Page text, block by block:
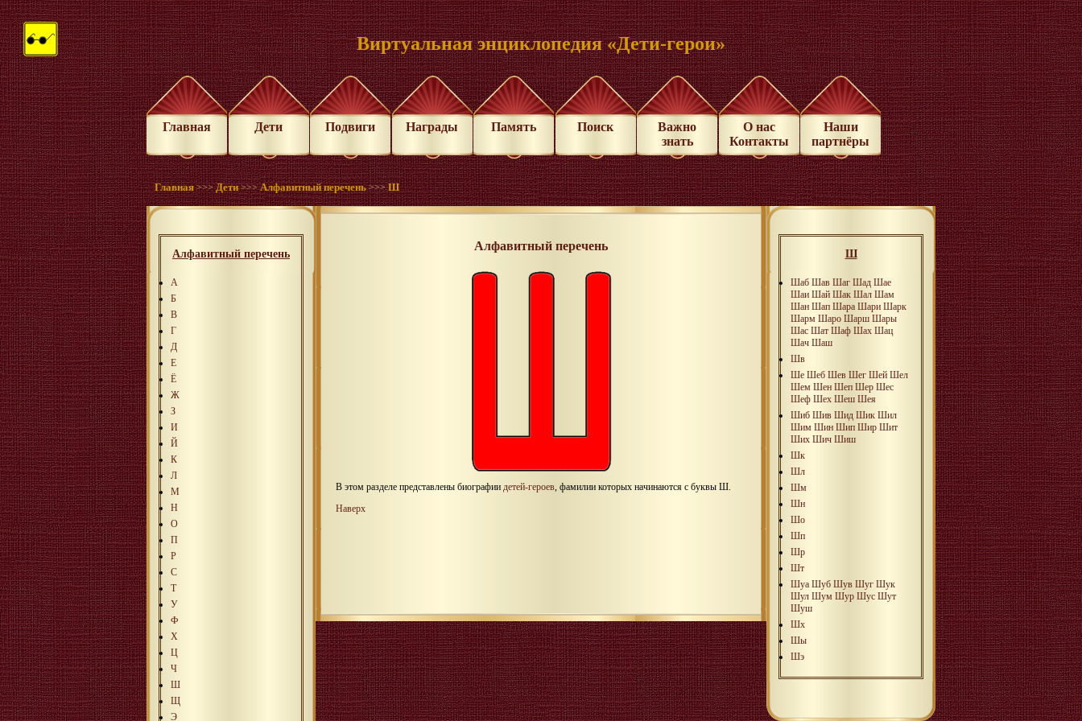
Виртуальная энциклопедия «Дети-герои»
Главная Дети Подвиги Награды Память Поиск
Важно
знать
О нас
Контакты
Наши
партнёры
Главная >>>Дети >>>Алфавитный перечень >>>Ш
Алфавитный перечень
А
Б
В
Г
Д
Е
Ё
Ж
З
И
Й
К
Л
М
Н
О
П
Р
С
Т
У
Ф
Х
Ц
Ч
Ш
Щ
Э
Ш
Шаб Шав Шаг Шад Шае
Шаи Шай Шак Шал Шам
Шан Шап Шара Шари Шарк
Шарм Шаро Шарш Шары
Шас Шат Шаф Шах Шац
Шач Шаш
Шв
Ше Шеб Шев Шег Шей Шел
Шем Шен Шеп Шер Шес
Шеф Шех Шеш Шея
Шиб Шив Шид Шик Шил
Шим Шин Шип Шир Шит
Ших Шич Шиш
Шк
Шл
Шм
Шн
Шо
Шп
Шр
Шт
Шуа Шуб Шув Шуг Шук
Шул Шум Шур Шус Шут
Шуш
Шх
Шы
Шэ
Алфавитный перечень
В этом разделе представлены биографии детей-героев , фамилии которых начинаются с буквы Ш.
Наверх